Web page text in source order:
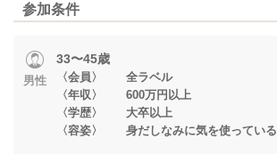
参加条件
男性
33〜45歳
〈会員〉 全ラベル
〈年収〉 600万円以上
〈学歴〉 大卒以上
〈容姿〉 身だしなみに気を使っている